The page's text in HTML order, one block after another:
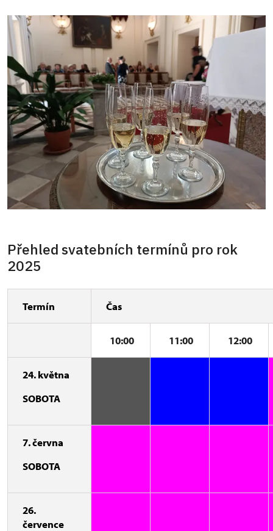
Přehled svatebních termínů pro rok
2025
Termín Čas
10:00 11:00 12:00
24. května
SOBOTA
7. června
SOBOTA
26.
července